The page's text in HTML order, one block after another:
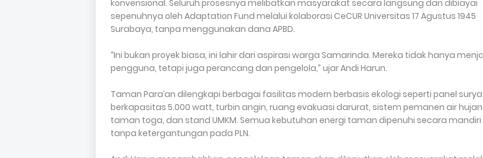
konvensional. Seluruh prosesnya melibatkan masyarakat secara langsung dan dibiayai
sepenuhnya oleh Adaptation Fund melalui kolaborasi CeCUR Universitas 17 Agustus 1945
Surabaya, tanpa menggunakan dana APBD.
“Ini bukan proyek biasa, ini lahir dari aspirasi warga Samarinda. Mereka tidak hanya
pengguna, tetapi juga perancang dan pengelola,” ujar Andi Harun.
Taman Para’an dilengkapi berbagai fasilitas modern berbasis ekologi seperti panel surya
berkapasitas 5.000 watt, turbin angin, ruang evakuasi darurat, sistem pemanen air hujan,
taman toga, dan stand UMKM. Semua kebutuhan energi taman dipenuhi secara mandiri
tanpa ketergantungan pada PLN.